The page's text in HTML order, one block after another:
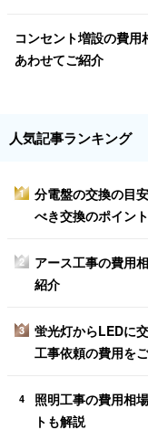
コンセント増設の費
あわせてご紹介
人気記事ランキング
1
分電盤の交換の目
べき交換のポイン
2
アース工事の費用
紹介
3
蛍光灯からLEDに
工事依頼の費用を
4
照明工事の費用相
トも解説